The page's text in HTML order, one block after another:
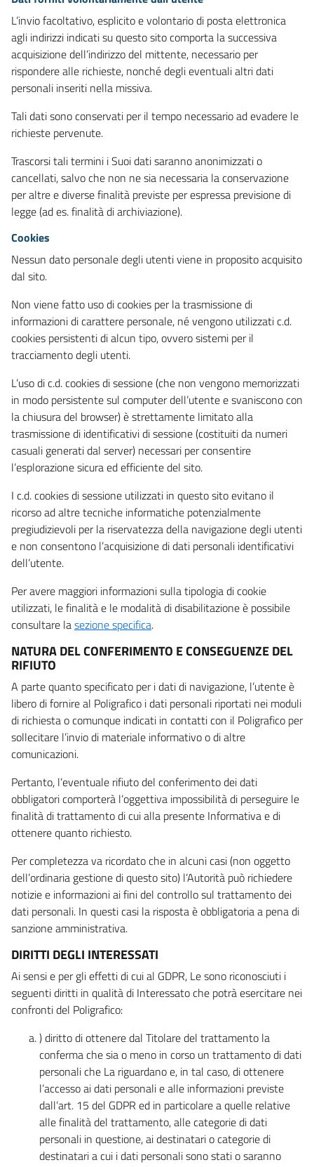
L’invio facoltativo, esplicito e volontario di posta elettronica
agli indirizzi indicati su questo sito comporta la successiva
acquisizione dell’indirizzo del mittente, necessario per
rispondere alle richieste, nonché degli eventuali altri dati
personali inseriti nella missiva.
Tali dati sono conservati per il tempo necessario ad evadere le
richieste pervenute.
Trascorsi tali termini i Suoi dati saranno anonimizzati o
cancellati, salvo che non ne sia necessaria la conservazione
per altre e diverse finalità previste per espressa previsione di
legge (ad es. finalità di archiviazione).
Cookies
Nessun dato personale degli utenti viene in proposito acquisito
dal sito.
Non viene fatto uso di cookies per la trasmissione di
informazioni di carattere personale, né vengono utilizzati c.d.
cookies persistenti di alcun tipo, ovvero sistemi per il
tracciamento degli utenti.
L’uso di c.d. cookies di sessione (che non vengono memorizzati
in modo persistente sul computer dell’utente e svaniscono con
la chiusura del browser) è strettamente limitato alla
trasmissione di identificativi di sessione (costituiti da numeri
casuali generati dal server) necessari per consentire
l’esplorazione sicura ed efficiente del sito.
I c.d. cookies di sessione utilizzati in questo sito evitano il
ricorso ad altre tecniche informatiche potenzialmente
pregiudizievoli per la riservatezza della navigazione degli utenti
e non consentono l’acquisizione di dati personali identificativi
dell’utente.
Per avere maggiori informazioni sulla tipologia di cookie
utilizzati, le finalità e le modalità di disabilitazione è possibile
consultare lasezione specifica.
NATURA DEL CONFERIMENTO E CONSEGUENZE DEL
RIFIUTO
A parte quanto specificato per i dati di navigazione, l’utente è
libero di fornire al Poligrafico i dati personali riportati nei moduli
di richiesta o comunque indicati in contatti con il Poligrafico per
sollecitare l’invio di materiale informativo o di altre
comunicazioni.
Pertanto, l’eventuale rifiuto del conferimento dei dati
obbligatori comporterà l’oggettiva impossibilità di perseguire le
finalità di trattamento di cui alla presente Informativa e di
ottenere quanto richiesto.
Per completezza va ricordato che in alcuni casi (non oggetto
dell’ordinaria gestione di questo sito) l’Autorità può richiedere
notizie e informazioni ai fini del controllo sul trattamento dei
dati personali. In questi casi la risposta è obbligatoria a pena di
sanzione amministrativa.
DIRITTI DEGLI INTERESSATI
Ai sensi e per gli effetti di cui al GDPR, Le sono riconosciuti i
seguenti diritti in qualità di Interessato che potrà esercitare nei
confronti del Poligrafico:
) diritto di ottenere dal Titolare del trattamento la
conferma che sia o meno in corso un trattamento di dati
personali che La riguardano e, in tal caso, di ottenere
l’accesso ai dati personali e alle informazioni previste
dall’art. 15 del GDPR ed in particolare a quelle relative
alle finalità del trattamento, alle categorie di dati
personali in questione, ai destinatari o categorie di
destinatari a cui i dati personali sono stati o saranno